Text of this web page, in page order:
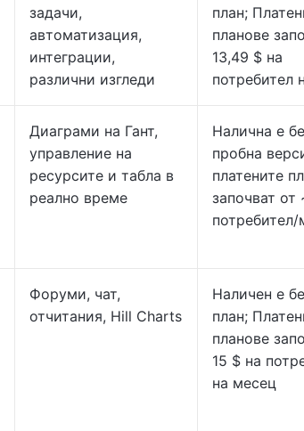
задачи,
автоматизация,
интеграции,
различни изгледи
план;
планове
13,49 $ на
потребител
Диаграми на Гант,
управление на
ресурсите и табла в
реално време
Налична е
пробна
платените
започват от
Форуми, чат,
отчитания, Hill Charts
Наличен е
план;
планове
15 $ на
на месец